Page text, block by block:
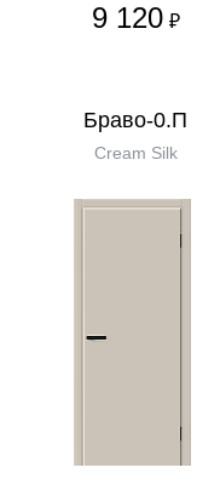
9 120 ₽
Браво-0.П
Cream Silk